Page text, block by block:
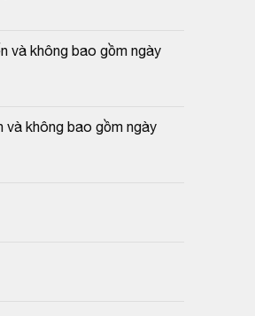
và không bao gồm ngày
và không bao gồm ngày